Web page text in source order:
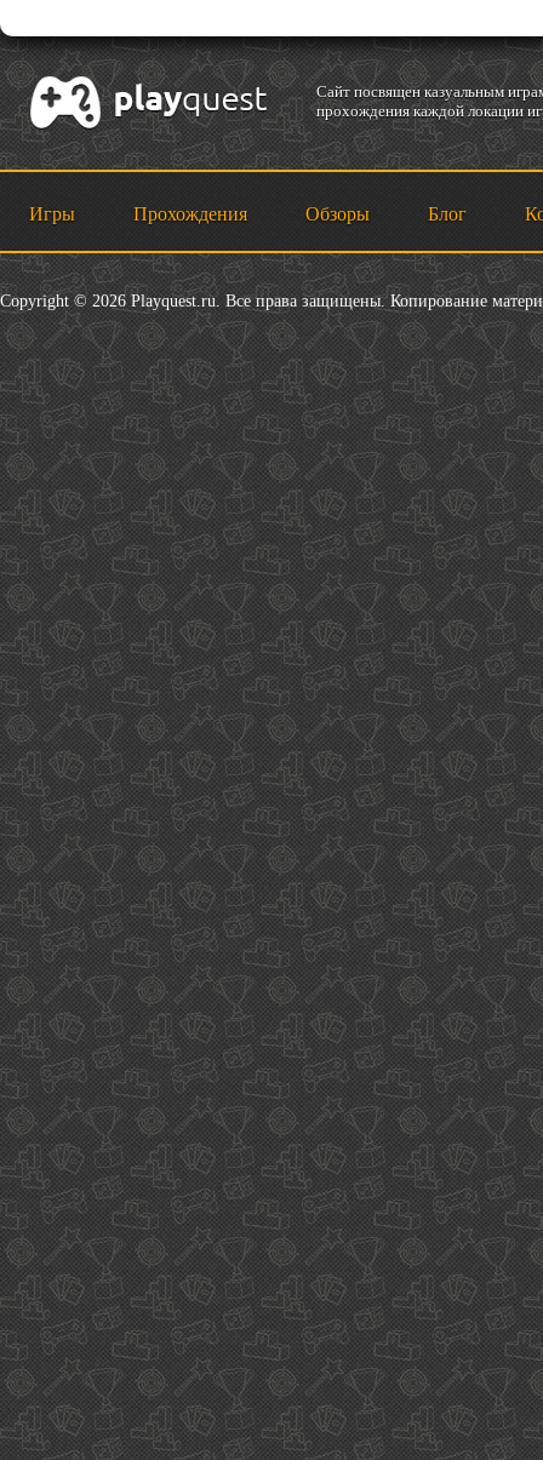
Cайт посвящен казуальным
прохождения каждой локации
Игры Прохождения Обзоры Блог
Copyright © 2026 Playquest.ru. Все права защищены. Копирование